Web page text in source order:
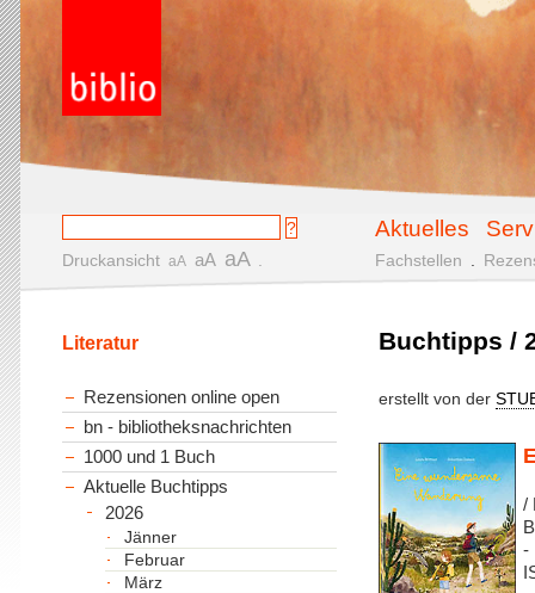
Aktuelles
Druckansicht aA aA aA Fachstellen
Buchtipps /
erstellt von der
/
-
Literatur
Rezensionen online open
bn - bibliotheksnachrichten
1000 und 1 Buch
Aktuelle Buchtipps
2026
Jänner
Februar
März